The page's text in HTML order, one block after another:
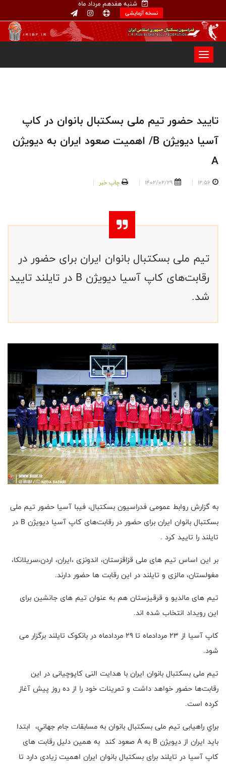
شنبه هفدهم مرداد ماه
نسخه آزمایشی
تایید حضور تیم ملی بسکتبال بانوان در کاپ
آسیا دیویژن B/ اهمیت صعود ایران به دیویژن
A
12:56
1402/02/29 چاپ خبر
تیم ملی بسکتبال بانوان ایران برای حضور در
رقابت‌های کاپ آسیا دیویژن B در تایلند تایید
شد.
به گزارش روابط عمومی فدراسیون بسکتبال، فیبا آسیا حضور تیم ملی
بسکتبال بانوان ایران برای حضور در رقابت‌های کاپ آسیا دیویژن B در
تایلند را تایید کرد .
بر این اساس تیم های ملی قزاقزستان، اندونزی ،ایران، اردن،سریلانکا،
مغولستان، مالزی و تایلند در این رقابت ها حضور دارند.
تیم های مالدیو و قرقیزستان هم به عنوان تیم های جانشین برای
این رویداد انتخاب شده اند.
کاپ آسیا از ۲۳ مردادماه تا ۲۹ مردادماه در بانکوک تایلند برگزار می
شود.
تیم ملی بسکتبال بانوان ایران با هدایت النی کاپوچیانی در این
رقابت‌ها حضور خواهد داشت و تمرینات خود را از ده روز پیش آغاز
کرده است.
براي راهیابی تیم ملی بسکتبال بانوان به مسابقات جام جهاني، ابتدا
باید ایران از دیویژن B به A صعود کند به همین دلیل رقابت های
کاپ آسیا در تایلند برای بسکتبال بانوان ایران اهمیت زیادی دارد تا